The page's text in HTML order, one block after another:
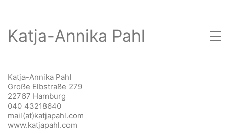
Katja-Annika Pahl
Katja-Annika Pahl
Große Elbstraße 279
22767 Hamburg
040 43218640
mail(at)katjapahl.com
www.katjapahl.com